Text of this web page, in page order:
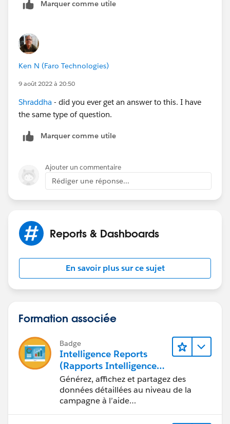
Thanks!Marquer comme utile
Ken N (Faro Technologies)
9 août 2022 à 20:50
Shraddha - did you ever get an answer to this. I have
the same type of question.
Marquer comme utile
Ajouter un commentaire
Rédiger une réponse...
Reports & Dashboards
En savoir plus sur ce sujet
Formation associée
Badge
Intelligence Reports
(Rapports Intelligence)
pour Engagement
Générez, affichez et partagez des
données détaillées au niveau de la
campagne à l’aide